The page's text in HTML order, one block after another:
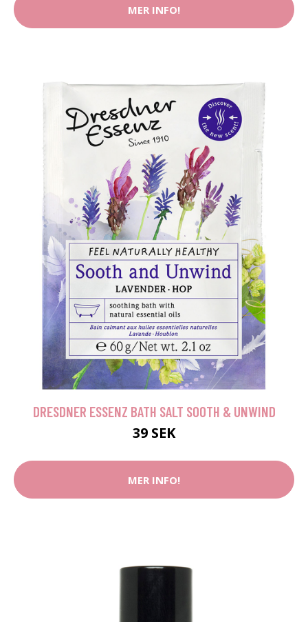
MER INFO!
DRESDNER ESSENZ BATH SALT SOOTH & UNWIND
39 SEK
MER INFO!